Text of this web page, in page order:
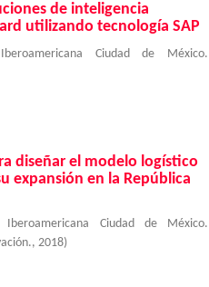
de inteligencia
utilizando tecnología SAP
Ciudad de México.
diseñar el modelo logístico
expansión en la República
Iberoamericana Ciudad de México.
, 2018)